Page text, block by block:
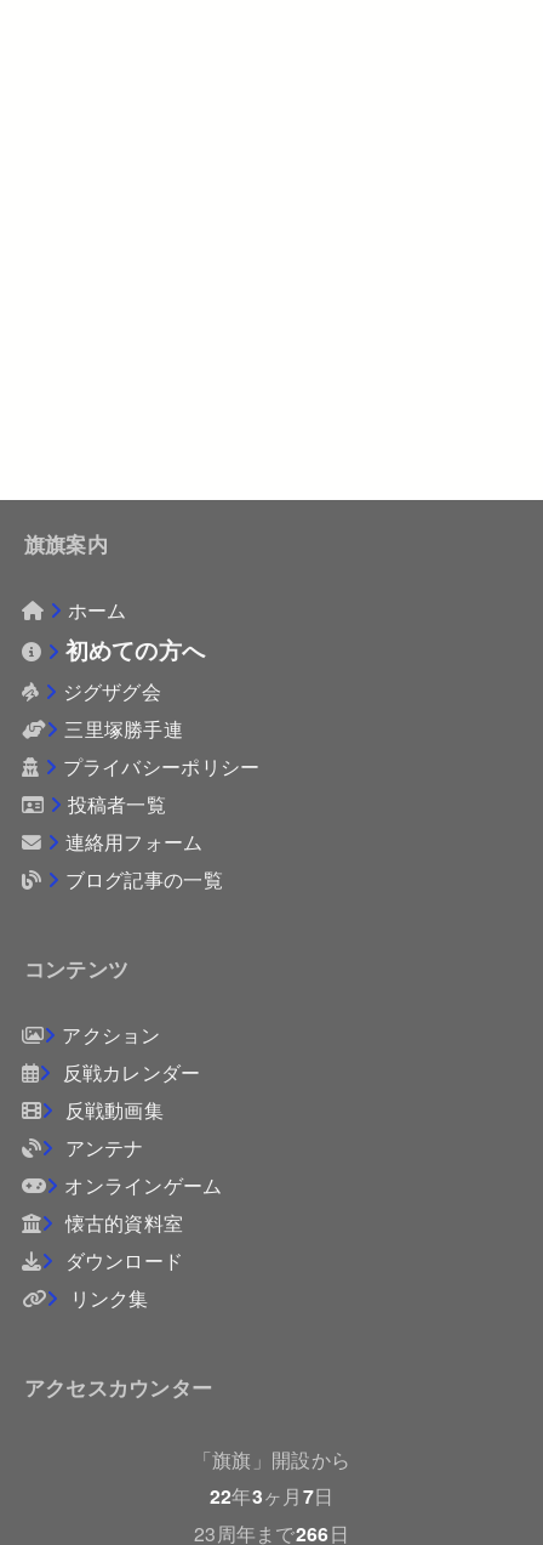
旗旗案内
ホーム
初めての方へ
ジグザグ会
三里塚勝手連
プライバシーポリシー
投稿者一覧
連絡用フォーム
ブログ記事の一覧
コンテンツ
アクション
反戦カレンダー
反戦動画集
アンテナ
オンラインゲーム
懐古的資料室
ダウンロード
リンク集
アクセスカウンター
「旗旗」開設から
22年3ヶ月7日
23周年まで266日